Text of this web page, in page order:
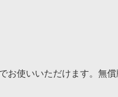
お使いいただけます。無